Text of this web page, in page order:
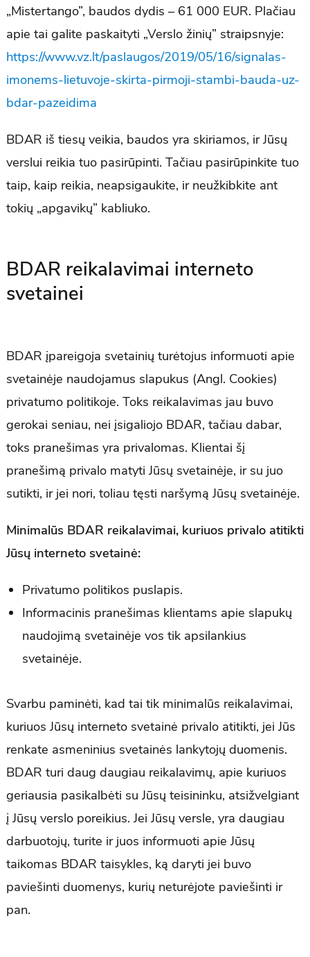
„Mistertango”, baudos dydis – 61 000 EUR. Plačiau
apie tai galite paskaityti „Verslo žinių” straipsnyje:
https://www.vz.lt/paslaugos/2019/05/16/signalas-
imonems-lietuvoje-skirta-pirmoji-stambi-bauda-uz-
bdar-pazeidima
BDAR iš tiesų veikia, baudos yra skiriamos, ir Jūsų
verslui reikia tuo pasirūpinti. Tačiau pasirūpinkite tuo
taip, kaip reikia, neapsigaukite, ir neužkibkite ant
tokių „apgavikų” kabliuko.
BDAR reikalavimai interneto
svetainei
BDAR įpareigoja svetainių turėtojus informuoti apie
svetainėje naudojamus slapukus (Angl. Cookies)
privatumo politikoje. Toks reikalavimas jau buvo
gerokai seniau, nei įsigaliojo BDAR, tačiau dabar,
toks pranešimas yra privalomas. Klientai šį
pranešimą privalo matyti Jūsų svetainėje, ir su juo
sutikti, ir jei nori, toliau tęsti naršymą Jūsų svetainėje.
Minimalūs BDAR reikalavimai, kuriuos privalo atitikti
Jūsų interneto svetainė:
Privatumo politikos puslapis.
Informacinis pranešimas klientams apie slapukų
naudojimą svetainėje vos tik apsilankius
svetainėje.
Svarbu paminėti, kad tai tik minimalūs reikalavimai,
kuriuos Jūsų interneto svetainė privalo atitikti, jei Jūs
renkate asmeninius svetainės lankytojų duomenis.
BDAR turi daug daugiau reikalavimų, apie kuriuos
geriausia pasikalbėti su Jūsų teisininku, atsižvelgiant
į Jūsų verslo poreikius. Jei Jūsų versle, yra daugiau
darbuotojų, turite ir juos informuoti apie Jūsų
taikomas BDAR taisykles, ką daryti jei buvo
paviešinti duomenys, kurių neturėjote paviešinti ir
pan.